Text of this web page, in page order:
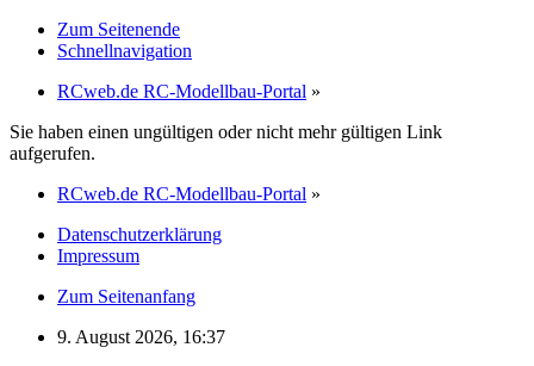
Zum Seitenende
Schnellnavigation
RCweb.de RC-Modellbau-Portal »
Sie haben einen ungültigen oder nicht mehr gültigen Link
aufgerufen.
RCweb.de RC-Modellbau-Portal »
Datenschutzerklärung
Impressum
Zum Seitenanfang
9. August 2026, 16:37